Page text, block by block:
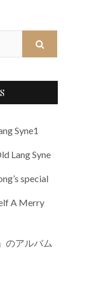
Syne1
Lang Syne
special
A Merry
のアルバム